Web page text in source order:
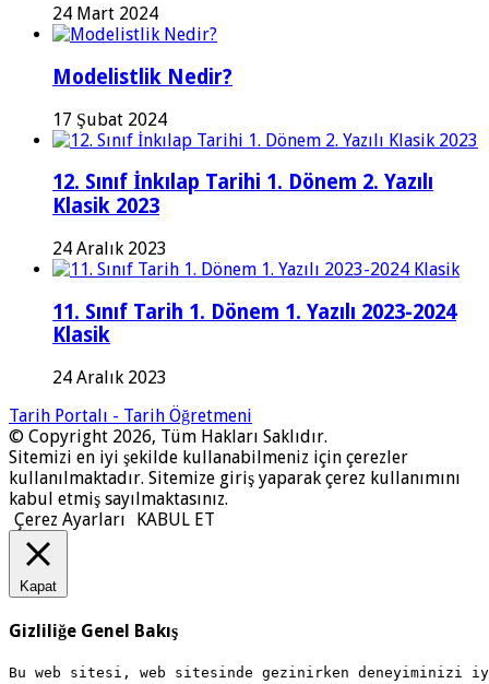
24 Mart 2024
Modelistlik Nedir?
17 Şubat 2024
12. Sınıf İnkılap Tarihi 1. Dönem 2. Yazılı
Klasik 2023
24 Aralık 2023
11. Sınıf Tarih 1. Dönem 1. Yazılı 2023-2024
Klasik
24 Aralık 2023
Tarih Portalı - Tarih Öğretmeni
© Copyright 2026, Tüm Hakları Saklıdır.
Sitemizi en iyi şekilde kullanabilmeniz için çerezler
kullanılmaktadır. Sitemize giriş yaparak çerez kullanımını
kabul etmiş sayılmaktasınız.
Çerez Ayarları
KABUL ET
Kapat
Gizliliğe Genel Bakış
Bu web sitesi, web sitesinde gezinirken deneyiminizi